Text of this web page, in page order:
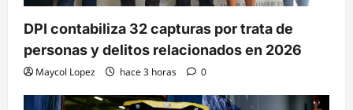
DPI contabiliza 32 capturas por trata de
personas y delitos relacionados en 2026
Maycol Lopez hace 3 horas 0